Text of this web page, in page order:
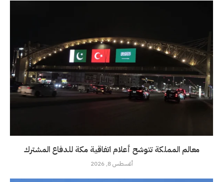
معالم المملكة تتوشح أعلام اتفاقية مكة للدفاع المشترك
أغسطس 8, 2026